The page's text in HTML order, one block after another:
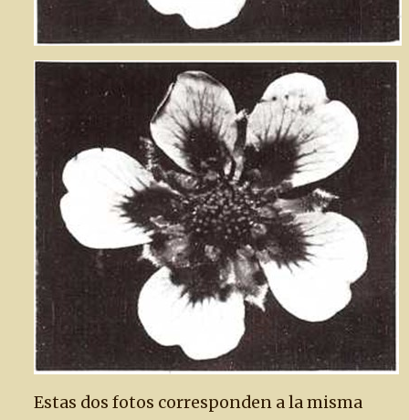
Estas dos fotos corresponden a la misma